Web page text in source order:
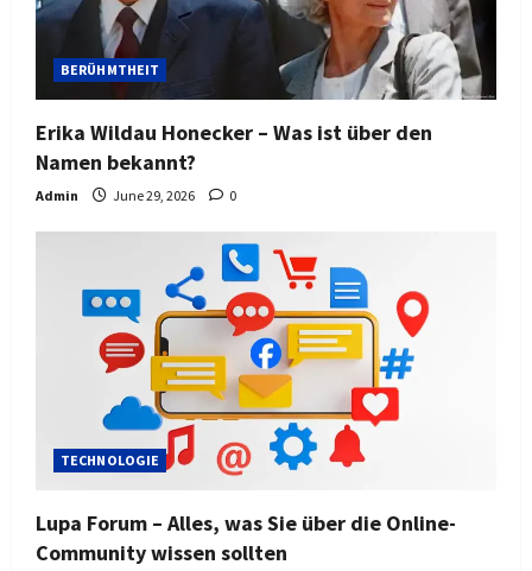
BERÜHMTHEIT
Erika Wildau Honecker – Was ist über den
Namen bekannt?
Admin June 29, 2026 0
TECHNOLOGIE
Lupa Forum – Alles, was Sie über die Online-
Community wissen sollten